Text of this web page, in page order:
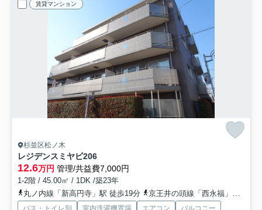
賃貸マンション
杉並区松ノ木
レジデンスミヤビ206
12.6万円 管理/共益費7,000円
1-2階 / 45.00㎡ / 1DK /築23年
丸ノ内線「新高円寺」駅 徒歩19分
京王井の頭線「西永福」駅 徒歩19分